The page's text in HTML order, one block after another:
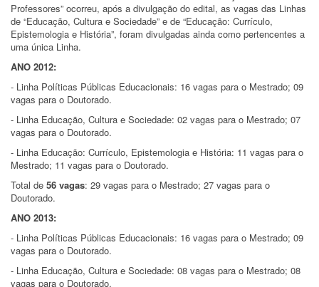
Professores” ocorreu, após a divulgação do edital, as vagas das Linhas
de “Educação, Cultura e Sociedade” e de “Educação: Currículo,
Epistemologia e História”, foram divulgadas ainda como pertencentes a
uma única Linha.
ANO 2012:
- Linha Políticas Públicas Educacionais: 16 vagas para o Mestrado; 09
vagas para o Doutorado.
- Linha Educação, Cultura e Sociedade: 02 vagas para o Mestrado; 07
vagas para o Doutorado.
- Linha Educação: Currículo, Epistemologia e História: 11 vagas para o
Mestrado; 11 vagas para o Doutorado.
Total de 56 vagas: 29 vagas para o Mestrado; 27 vagas para o
Doutorado.
ANO 2013:
- Linha Políticas Públicas Educacionais: 16 vagas para o Mestrado; 09
vagas para o Doutorado.
- Linha Educação, Cultura e Sociedade: 08 vagas para o Mestrado; 08
vagas para o Doutorado.